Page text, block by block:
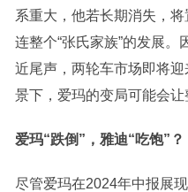
系重大，他若长期消失，
连整个“张氏家族”的发展
近尾声，两轮车市场即将
景下，爱玛的变局可能会让
爱玛“跌倒”，雅迪“吃饱”？
尽管爱玛在2024年中报展